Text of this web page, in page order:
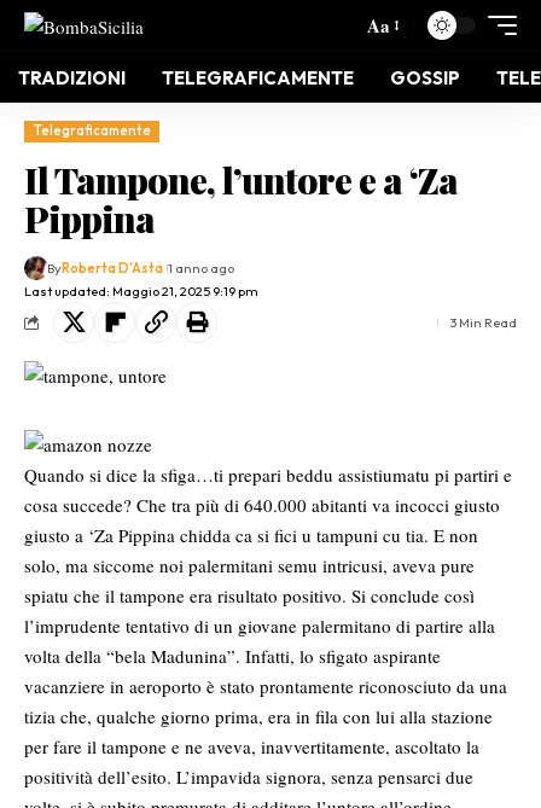
Aa
TRADIZIONI TELEGRAFICAMENTE GOSSIP
Telegraficamente
Il Tampone, l’untore e a ‘Za
Pippina
Last updated: Maggio 21, 2025 9:19 pm
ByRoberta D'Asta 1 anno ago
3 Min Read
Quando si dice la sfiga…ti prepari beddu assistiumatu pi partiri e
cosa succede? Che tra più di 640.000 abitanti va incocci giusto
giusto a ‘Za Pippina chidda ca si fici u tampuni cu tia. E non
solo, ma siccome noi palermitani semu intricusi, aveva pure
spiatu che il tampone era risultato positivo. Si conclude così
l’imprudente tentativo di un giovane palermitano di partire alla
volta della “bela Madunina”. Infatti, lo sfigato aspirante
vacanziere in aeroporto è stato prontamente riconosciuto da una
tizia che, qualche giorno prima, era in fila con lui alla stazione
per fare il tampone e ne aveva, inavvertitamente, ascoltato la
positività dell’esito. L’impavida signora, senza pensarci due